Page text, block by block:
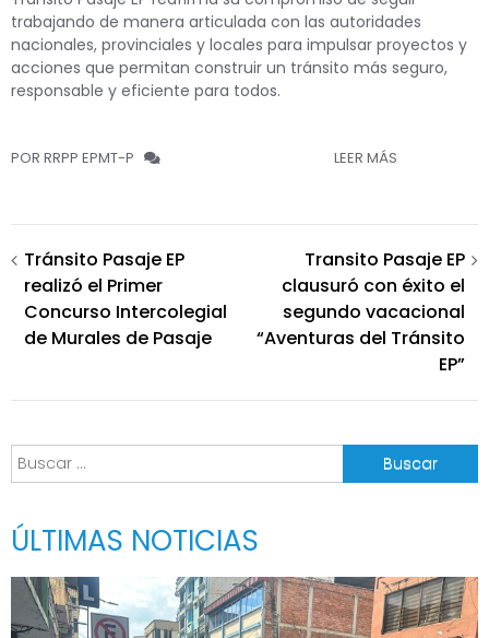
trabajando de manera articulada con las autoridades
nacionales, provinciales y locales para impulsar proyectos y
acciones que permitan construir un tránsito más seguro,
responsable y eficiente para todos.
POR RRPP EPMT-P LEER MÁS
Navegación
de
entradas
Tránsito Pasaje EP
realizó el Primer
Concurso Intercolegial
de Murales de Pasaje
Transito Pasaje EP
clausuró con éxito el
segundo vacacional
“Aventuras del Tránsito
EP”
Buscar:
ÚLTIMAS NOTICIAS